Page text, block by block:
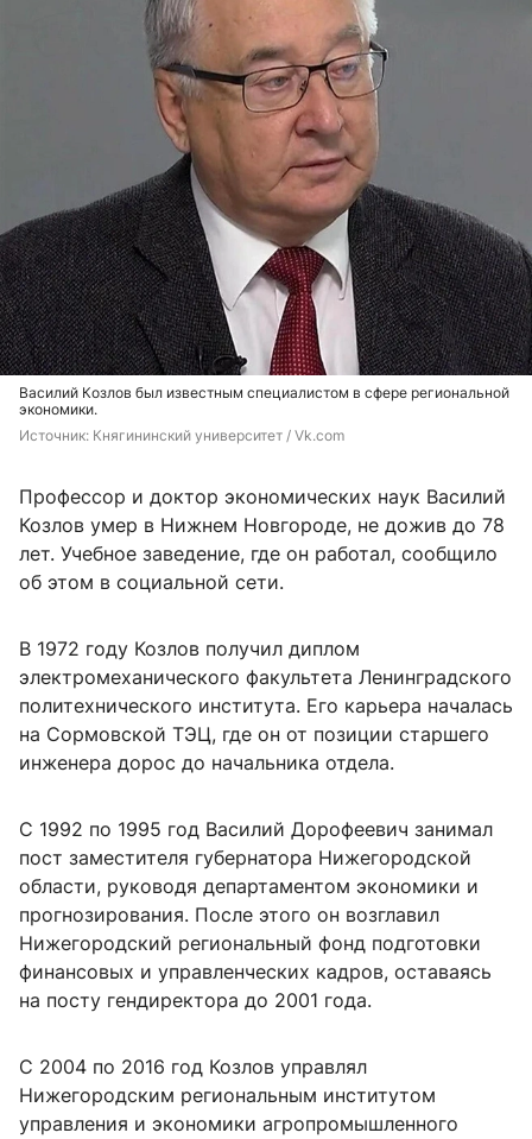
Василий Козлов был известным специалистом в сфере региональной
экономики.
Источник: Княгининский университет / Vk.com
Профессор и доктор экономических наук Василий
Козлов умер в Нижнем Новгороде, не дожив до 78
лет. Учебное заведение, где он работал, сообщило
об этом в социальной сети.
В 1972 году Козлов получил диплом
электромеханического факультета Ленинградского
политехнического института. Его карьера началась
на Сормовской ТЭЦ, где он от позиции старшего
инженера дорос до начальника отдела.
С 1992 по 1995 год Василий Дорофеевич занимал
пост заместителя губернатора Нижегородской
области, руководя департаментом экономики и
прогнозирования. После этого он возглавил
Нижегородский региональный фонд подготовки
финансовых и управленческих кадров, оставаясь
на посту гендиректора до 2001 года.
С 2004 по 2016 год Козлов управлял
Нижегородским региональным институтом
управления и экономики агропромышленного